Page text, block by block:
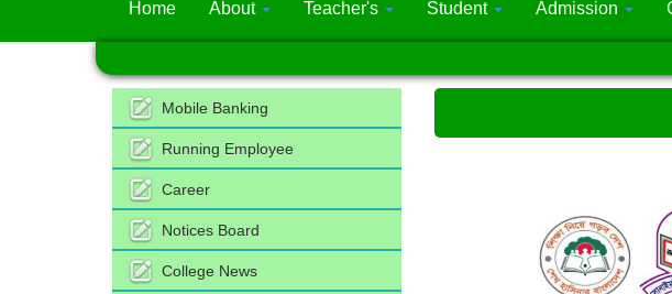
Home About Teacher's Student Admission
Mobile Banking
Running Employee
Career
Notices Board
College News